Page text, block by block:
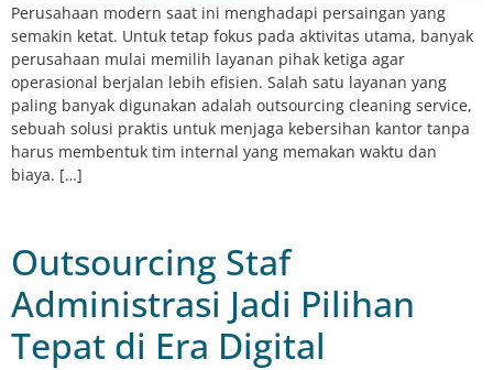
Perusahaan modern saat ini menghadapi persaingan yang
semakin ketat. Untuk tetap fokus pada aktivitas utama, banyak
perusahaan mulai memilih layanan pihak ketiga agar
operasional berjalan lebih efisien. Salah satu layanan yang
paling banyak digunakan adalah outsourcing cleaning service,
sebuah solusi praktis untuk menjaga kebersihan kantor tanpa
harus membentuk tim internal yang memakan waktu dan
biaya. […]
Outsourcing Staf
Administrasi Jadi Pilihan
Tepat di Era Digital